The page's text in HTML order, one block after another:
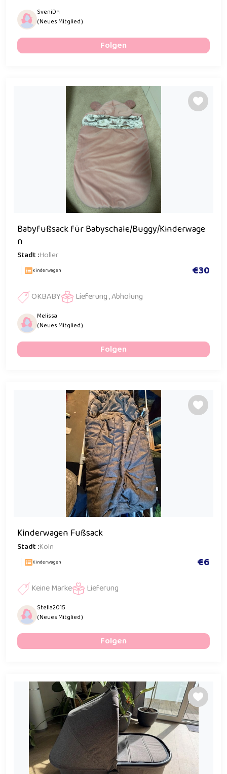
SveniDh
( Neues Mitglied )
Folgen
Babyfußsack für Babyschale/Buggy/Kinderwage
n
Stadt :Holler
Kinderwagen €30
OKBABY Lieferung , Abholung
Melissa
( Neues Mitglied )
Folgen
Kinderwagen Fußsack
Stadt :Köln
Kinderwagen €6
Keine Marke Lieferung
Stella2015
( Neues Mitglied )
Folgen